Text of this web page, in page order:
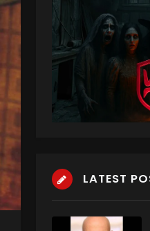
LATEST